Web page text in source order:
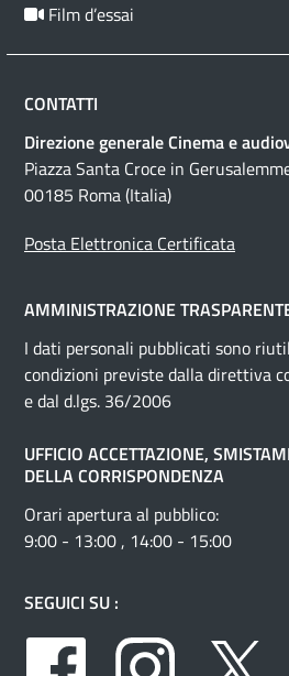
Film d’essai
CONTATTI
Direzione generale Cinema e
Piazza Santa Croce in
00185 Roma (Italia)
Posta Elettronica Certificata
AMMINISTRAZIONE
I dati personali pubblicati sono
condizioni previste dalla direttiva
e dal d.lgs. 36/2006
UFFICIO ACCETTAZIONE,
DELLA CORRISPONDENZA
Orari apertura al pubblico:
9:00 - 13:00 , 14:00 - 15:00
SEGUICI SU :
Facebook
Instagram